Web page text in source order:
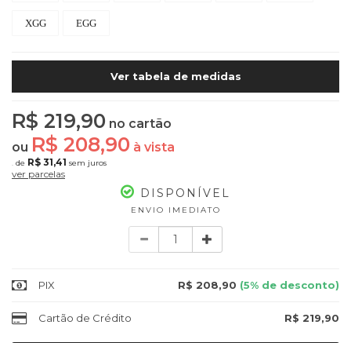
XGG EGG
Ver tabela de medidas
R$ 219,90 no cartão
ou R$ 208,90 à vista
de R$ 31,41 sem juros
ver parcelas
DISPONÍVEL
ENVIO IMEDIATO
PIX R$ 208,90 (5% de desconto)
Cartão de Crédito R$ 219,90